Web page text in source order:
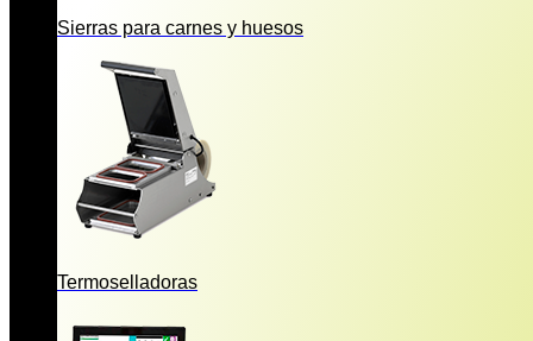
Sierras para carnes y huesos
Termoselladoras